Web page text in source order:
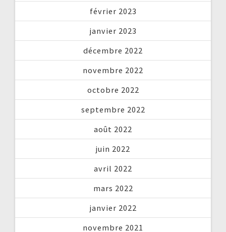
février 2023
janvier 2023
décembre 2022
novembre 2022
octobre 2022
septembre 2022
août 2022
juin 2022
avril 2022
mars 2022
janvier 2022
novembre 2021